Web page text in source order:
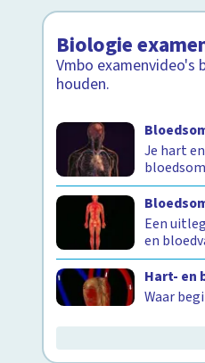
Biologie
Vmbo examenvideo's
houden.
Je hart
Een
en
Hart- en
Waar